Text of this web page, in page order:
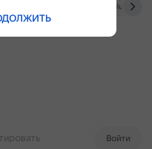
moluch.ru
Войти